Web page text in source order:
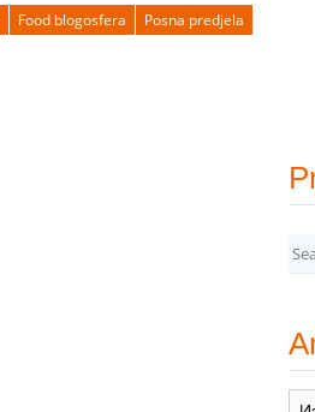
Food blogosfera Posna predjela